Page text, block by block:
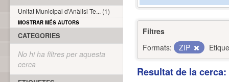
Filtres
Formats:
ZIP
Resultat de la
Unitat Municipal d'Anàlisi Te... (1)
MOSTRAR MÉS AUTORS
CATEGORIES
No hi ha filtres per aquesta
cerca